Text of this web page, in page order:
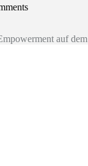
auf